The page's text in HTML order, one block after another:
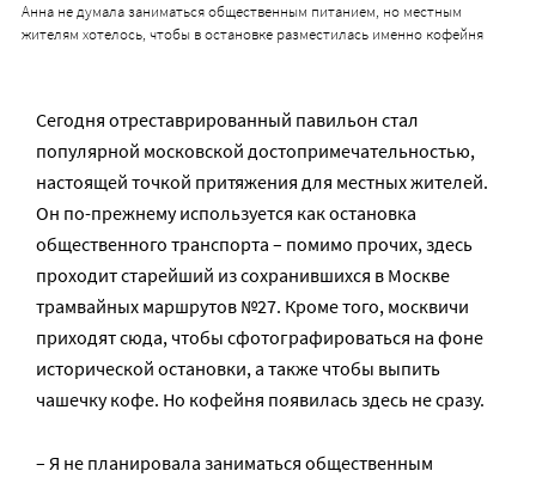
Анна не думала заниматься общественным питанием, но местным
жителям хотелось, чтобы в остановке разместилась именно кофейня
Сегодня отреставрированный павильон стал
популярной московской достопримечательностью,
настоящей точкой притяжения для местных жителей.
Он по-прежнему используется как остановка
общественного транспорта – помимо прочих, здесь
проходит старейший из сохранившихся в Москве
трамвайных маршрутов №27. Кроме того, москвичи
приходят сюда, чтобы сфотографироваться на фоне
исторической остановки, а также чтобы выпить
чашечку кофе. Но кофейня появилась здесь не сразу.
– Я не планировала заниматься общественным